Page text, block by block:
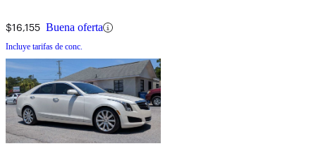
$16,155 Buena oferta
Incluye tarifas de conc.